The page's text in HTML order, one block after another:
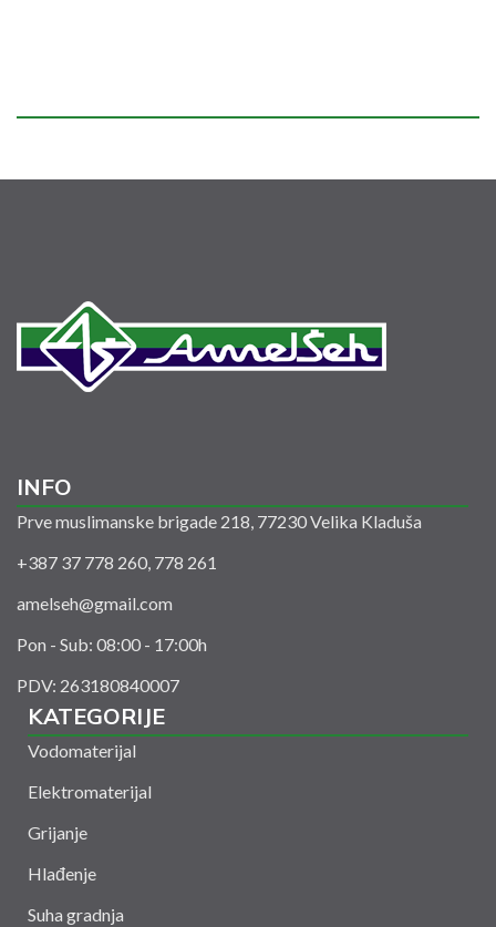
INFO
Prve muslimanske brigade 218, 77230 Velika Kladuša
+387 37 778 260, 778 261
amelseh@gmail.com
Pon - Sub: 08:00 - 17:00h
PDV: 263180840007
KATEGORIJE
Vodomaterijal
Elektromaterijal
Grijanje
Hlađenje
Suha gradnja